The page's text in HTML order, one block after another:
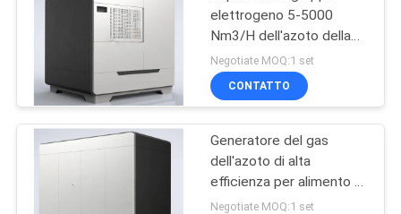
elettrogeno 5-5000
Nm3/H dell'azoto della
membrana di acciaio
inossidabile
Negotiate MOQ:1 set
CONTATTO
Generatore del gas
dell'azoto di alta
efficienza per alimento e
industrie delle bevande
Negotiate MOQ:1 set